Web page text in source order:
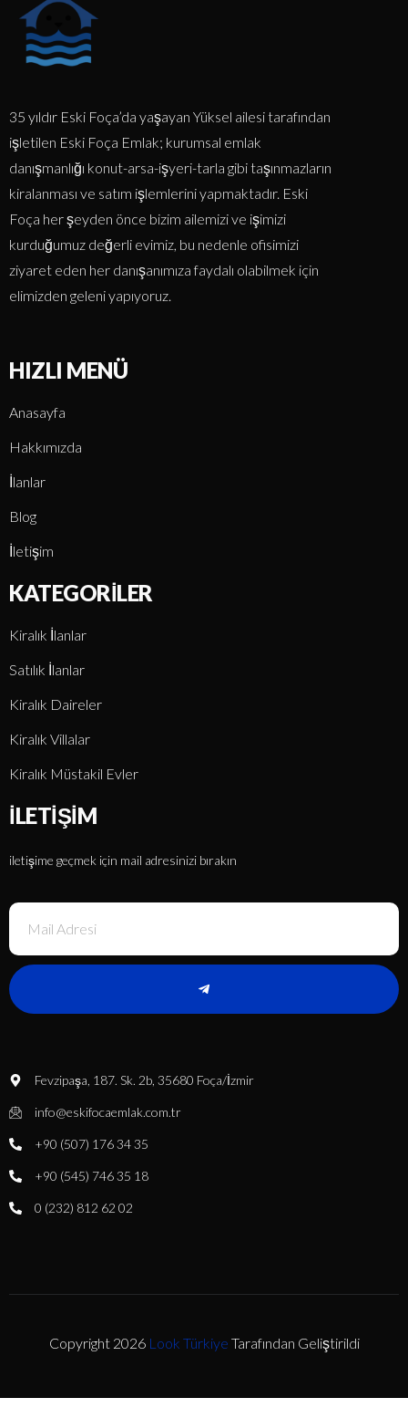
35 yıldır Eski Foça’da yaşayan Yüksel ailesi tarafından
işletilen Eski Foça Emlak; kurumsal emlak
danışmanlığı konut-arsa-işyeri-tarla gibi taşınmazların
kiralanması ve satım işlemlerini yapmaktadır. Eski
Foça her şeyden önce bizim ailemizi ve işimizi
kurduğumuz değerli evimiz, bu nedenle ofisimizi
ziyaret eden her danışanımıza faydalı olabilmek için
elimizden geleni yapıyoruz.
HIZLI MENÜ
Anasayfa
Hakkımızda
İlanlar
Blog
İletişim
KATEGORILER
Kiralık İlanlar
Satılık İlanlar
Kiralık Daireler
Kiralık Villalar
Kiralık Müstakil Evler
İLETIŞIM
iletişime geçmek için mail adresinizi bırakın
Fevzipaşa, 187. Sk. 2b, 35680 Foça/İzmir
info@eskifocaemlak.com.tr
+90 (507) 176 34 35
+90 (545) 746 35 18
0 (232) 812 62 02
Copyright 2026 Look Türkiye Tarafından Geliştirildi